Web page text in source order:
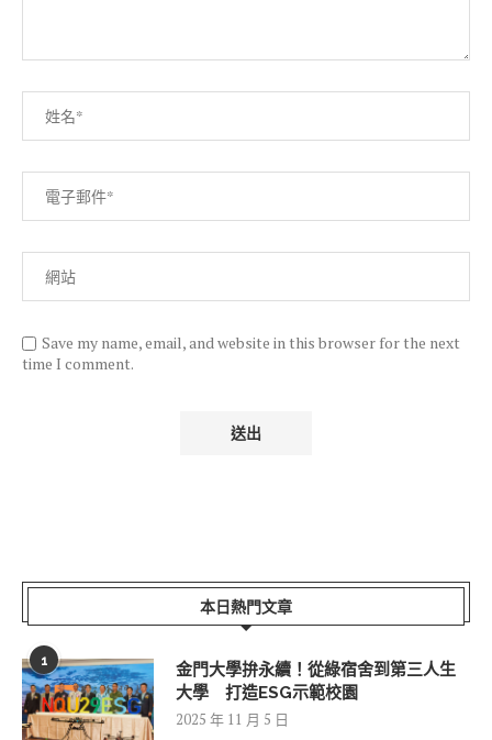
Save my name, email, and website in this browser for the next
time I comment.
本日熱門文章
1
金門大學拚永續！從綠宿舍到第三人生
大學 打造ESG示範校園
2025 年 11 月 5 日